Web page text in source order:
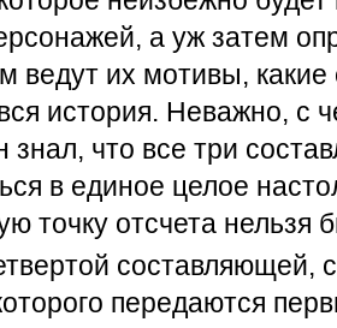
а уж затем
ведут их мотивы,
история. Неважно, с
знал, что все три
в единое целое
точку отсчета нельзя
составляющей,
передаются